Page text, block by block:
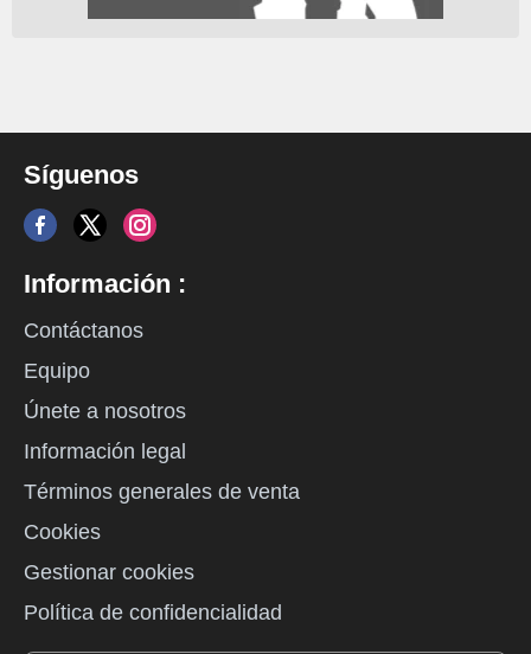
Síguenos
Información :
Contáctanos
Equipo
Únete a nosotros
Información legal
Términos generales de venta
Cookies
Gestionar cookies
Política de confidencialidad